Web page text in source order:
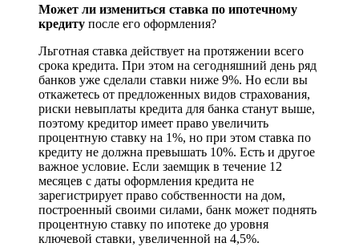
Может ли измениться ставка по ипотечному
кредиту после его оформления?
Льготная ставка действует на протяжении всего
срока кредита. При этом на сегодняшний день ряд
банков уже сделали ставки ниже 9%. Но если вы
откажетесь от предложенных видов страхования,
риски невыплаты кредита для банка станут выше,
поэтому кредитор имеет право увеличить
процентную ставку на 1%, но при этом ставка по
кредиту не должна превышать 10%. Есть и другое
важное условие. Если заемщик в течение 12
месяцев с даты оформления кредита не
зарегистрирует право собственности на дом,
построенный своими силами, банк может поднять
процентную ставку по ипотеке до уровня
ключевой ставки, увеличенной на 4,5%.